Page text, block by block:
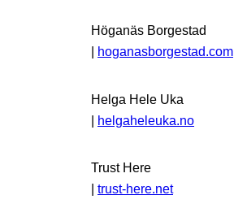
Höganäs Borgestad
| hoganasborgestad.com
Helga Hele Uka
| helgaheleuka.no
Trust Here
trust-here.net